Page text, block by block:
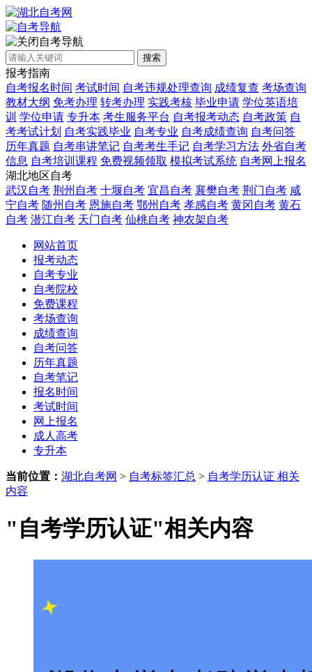
自考导航
搜索
报考指南
自考报名时间 考试时间 自考违规处理查询 成绩复查 考场查询
教材大纲 免考办理 转考办理 实践考核 毕业申请 学位英语培
训 学位申请 专升本 考生服务平台 自考报考动态 自考政策 自
考考试计划 自考实践毕业 自考专业 自考成绩查询 自考问答
历年真题 自考串讲笔记 自考考生手记 自考学习方法 外省自考
信息 自考培训课程 免费视频领取 模拟考试系统 自考网上报名
湖北地区自考
武汉自考 荆州自考 十堰自考 宜昌自考 襄樊自考 荆门自考 咸
宁自考 随州自考 恩施自考 鄂州自考 孝感自考 黄冈自考 黄石
自考 潜江自考 天门自考 仙桃自考 神农架自考
网站首页
报考动态
自考专业
自考院校
免费课程
考场查询
成绩查询
自考问答
历年真题
自考笔记
报名时间
考试时间
网上报名
成人高考
专升本
当前位置： 湖北自考网 > 自考标签汇总 > 自考学历认证 相关
内容
"自考学历认证"相关内容